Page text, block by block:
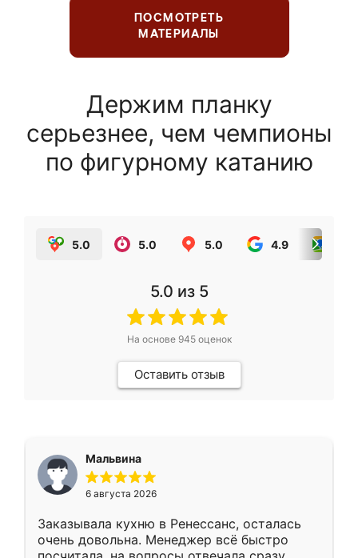
ПОСМОТРЕТЬ
МАТЕРИАЛЫ
Держим планку
серьезнее, чем чемпионы
по фигурному катанию
5.0 5.0 5.0 4.9
5.0 из 5
На основе 945оценок
Оставить отзыв
Мальвина
6 августа 2026
Заказывала кухню в Ренессанс, осталась
очень довольна. Менеджер всё быстро